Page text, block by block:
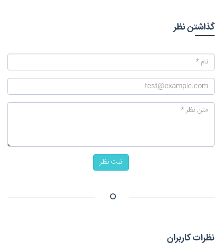
گذاشتن نظر
ثبت نظر
نظرات کاربران